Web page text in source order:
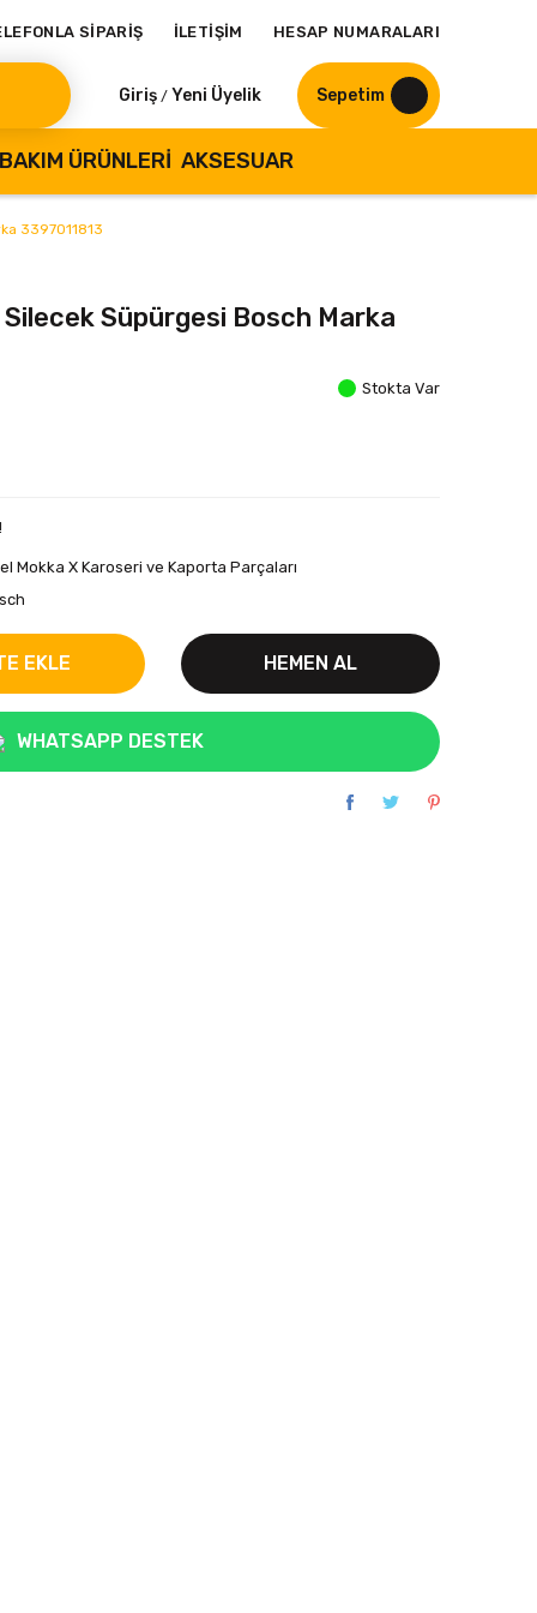
SİPARİŞ İLETİŞİM HESAP NUMARALARI
Giriş / Yeni Üyelik Sepetim
ÜRÜNLERI AKSESUAR
3397011813
Süpürgesi Bosch Marka
Stokta Var
Mokka X Karoseri ve Kaporta Parçaları
EKLE HEMEN AL
WHATSAPP DESTEK